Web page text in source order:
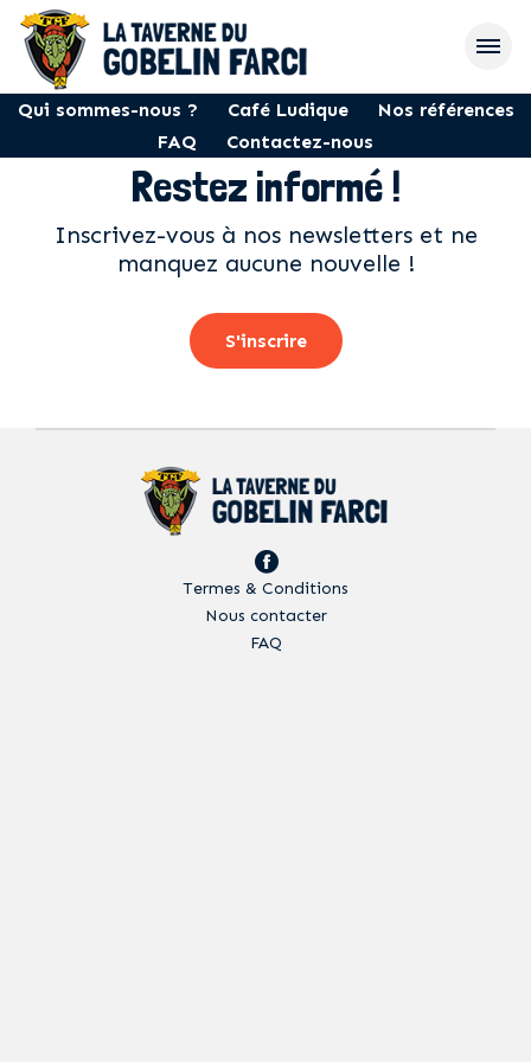
Qui sommes-nous ? Café Ludique
Nos références
FAQ
Contactez-nous
Restez informé !
Inscrivez-vous à nos newsletters et ne
manquez aucune nouvelle !
S'inscrire
Termes & Conditions
Nous contacter
FAQ